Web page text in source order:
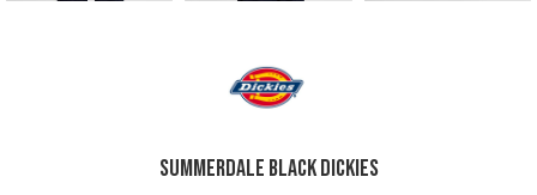
Summerdale Black Dickies